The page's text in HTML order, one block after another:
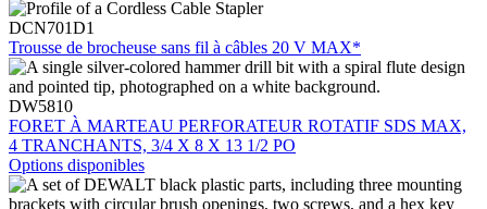
DCN701D1
Trousse de brocheuse sans fil à câbles 20 V MAX*
DW5810
FORET À MARTEAU PERFORATEUR ROTATIF SDS MAX,
4 TRANCHANTS, 3/4 X 8 X 13 1/2 PO
Options disponibles